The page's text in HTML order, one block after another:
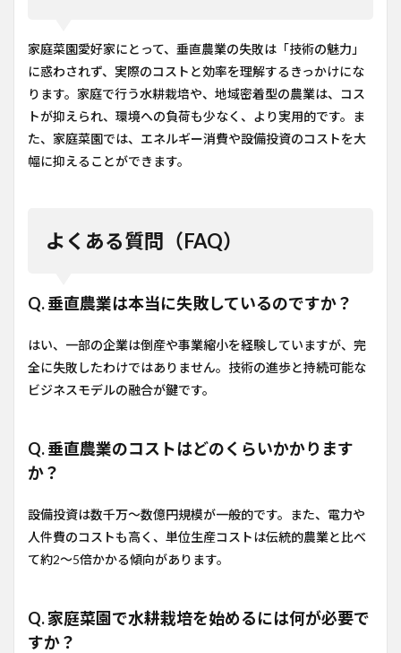
家庭菜園愛好家にとって、垂直農業の失敗は「技術の魅力」
に惑わされず、実際のコストと効率を理解するきっかけにな
ります。家庭で行う水耕栽培や、地域密着型の農業は、コス
トが抑えられ、環境への負荷も少なく、より実用的です。ま
た、家庭菜園では、エネルギー消費や設備投資のコストを大
幅に抑えることができます。
よくある質問（FAQ）
Q. 垂直農業は本当に失敗しているのですか？
はい、一部の企業は倒産や事業縮小を経験していますが、完
全に失敗したわけではありません。技術の進歩と持続可能な
ビジネスモデルの融合が鍵です。
Q. 垂直農業のコストはどのくらいかかります
か？
設備投資は数千万〜数億円規模が一般的です。また、電力や
人件費のコストも高く、単位生産コストは伝統的農業と比べ
て約2〜5倍かかる傾向があります。
Q. 家庭菜園で水耕栽培を始めるには何が必要で
すか？